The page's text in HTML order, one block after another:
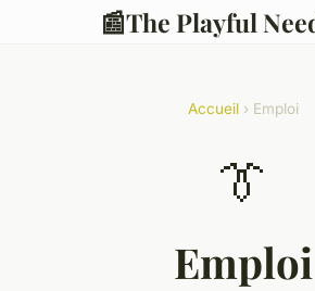
📰The Playful
Accueil › Emploi
👔
Emploi